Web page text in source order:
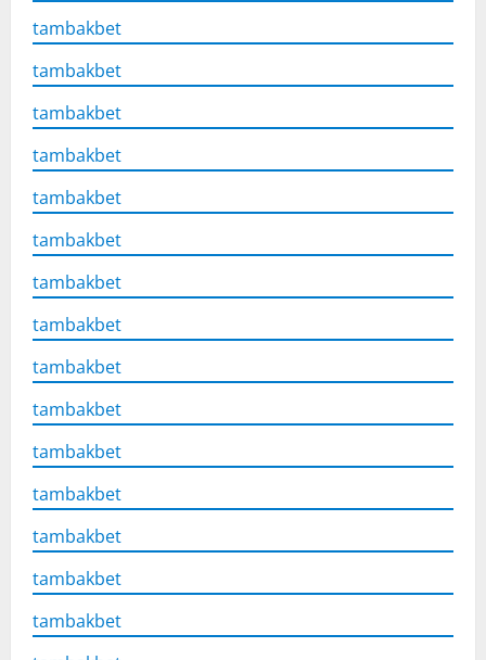
tambakbet
tambakbet
tambakbet
tambakbet
tambakbet
tambakbet
tambakbet
tambakbet
tambakbet
tambakbet
tambakbet
tambakbet
tambakbet
tambakbet
tambakbet